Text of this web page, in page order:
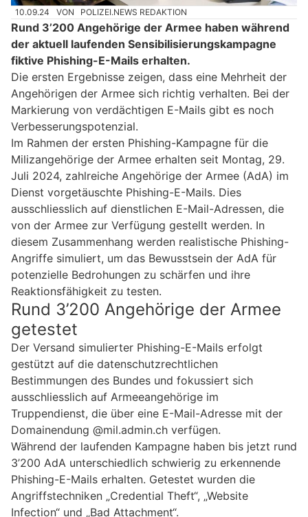
10.09.24 VON POLIZEI.NEWS REDAKTION
Rund 3’200 Angehörige der Armee haben während
der aktuell laufenden Sensibilisierungskampagne
fiktive Phishing-E-Mails erhalten.
Die ersten Ergebnisse zeigen, dass eine Mehrheit der
Angehörigen der Armee sich richtig verhalten. Bei der
Markierung von verdächtigen E-Mails gibt es noch
Verbesserungspotenzial.
Im Rahmen der ersten Phishing-Kampagne für die
Milizangehörige der Armee erhalten seit Montag, 29.
Juli 2024, zahlreiche Angehörige der Armee (AdA) im
Dienst vorgetäuschte Phishing-E-Mails. Dies
ausschliesslich auf dienstlichen E-Mail-Adressen, die
von der Armee zur Verfügung gestellt werden. In
diesem Zusammenhang werden realistische Phishing-
Angriffe simuliert, um das Bewusstsein der AdA für
potenzielle Bedrohungen zu schärfen und ihre
Reaktionsfähigkeit zu testen.
Rund 3’200 Angehörige der Armee
getestet
Der Versand simulierter Phishing-E-Mails erfolgt
gestützt auf die datenschutzrechtlichen
Bestimmungen des Bundes und fokussiert sich
ausschliesslich auf Armeeangehörige im
Truppendienst, die über eine E-Mail-Adresse mit der
Domainendung @mil.admin.ch verfügen.
Während der laufenden Kampagne haben bis jetzt rund
3’200 AdA unterschiedlich schwierig zu erkennende
Phishing-E-Mails erhalten. Getestet wurden die
Angriffstechniken „Credential Theft“, „Website
Infection“ und „Bad Attachment“.